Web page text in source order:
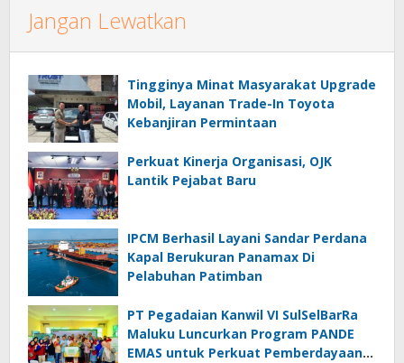
Jangan Lewatkan
Tingginya Minat Masyarakat Upgrade
Mobil, Layanan Trade-In Toyota
Kebanjiran Permintaan
Perkuat Kinerja Organisasi, OJK
Lantik Pejabat Baru
IPCM Berhasil Layani Sandar Perdana
Kapal Berukuran Panamax Di
Pelabuhan Patimban
PT Pegadaian Kanwil VI SulSelBarRa
Maluku Luncurkan Program PANDE
EMAS untuk Perkuat Pemberdayaan